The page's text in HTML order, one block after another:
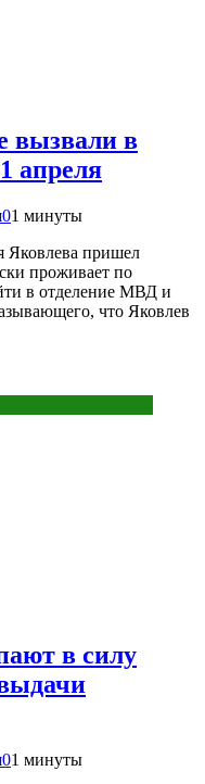
вызвали в
апреля
01 минуты
Яковлева пришел
проживает по
в отделение МВД и
что Яковлев
в силу
01 минуты